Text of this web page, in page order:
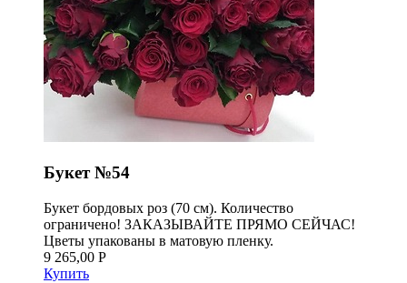
Букет №54
Букет бордовых роз (70 см). Количество
ограничено! ЗАКАЗЫВАЙТЕ ПРЯМО СЕЙЧАС!
Цветы упакованы в матовую пленку.
9 265,00 Р
Купить